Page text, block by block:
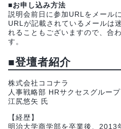
■お申し込み方法
説明会前日に参加URLをメール
URLが記載されているメールは
れることもございますので、合
す。
■登壇者紹介
株式会社ココナラ
人事戦略部 HRサクセスグループ
江尻悠矢 氏
【経歴】
明治大学商学部を卒業後、2013